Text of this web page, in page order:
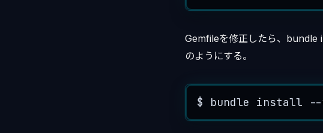
Gemfileを修正したら、bundle
のようにする。
$ bundle install --